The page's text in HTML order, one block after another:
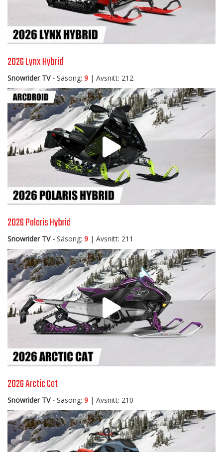
2026 Lynx Hybrid
Snowrider TV - Säsong: 9 | Avsnitt: 212
2026 Polaris Hybrid
Snowrider TV - Säsong: 9 | Avsnitt: 211
2026 Arctic Cat
Snowrider TV - Säsong: 9 | Avsnitt: 210